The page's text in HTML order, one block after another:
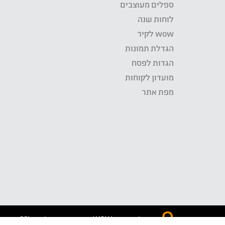
ספלים מעוצבים
לוחות שנה
wow לקיר
הגדלת תמונות
הגדות לפסח
מועדון לקוחות
מפת אתר
התשלום באתר WOW מאובטח בטכנולוגית SSL